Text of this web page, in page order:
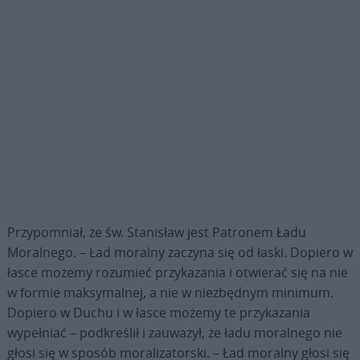
Przypomniał, że św. Stanisław jest Patronem Ładu
Moralnego. – Ład moralny zaczyna się od łaski. Dopiero w
łasce możemy rozumieć przykazania i otwierać się na nie
w formie maksymalnej, a nie w niezbędnym minimum.
Dopiero w Duchu i w łasce możemy te przykazania
wypełniać – podkreślił i zauważył, że ładu moralnego nie
głosi się w sposób moralizatorski. – Ład moralny głosi się